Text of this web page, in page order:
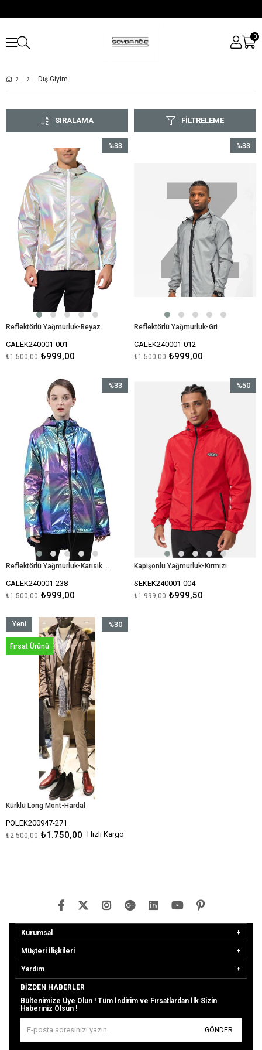
0
Dış Giyim
FILTRELEME
SIRALAMA
Reflektörlü Yağmurluk-Beyaz
CALEK240001-001
₺999,00
₺1.500,00
%33
Reflektörlü Yağmurluk-Gri
CALEK240001-012
₺999,00
₺1.500,00
%33
Reflektörlü Yağmurluk-Karısık Renkli
CALEK240001-238
₺999,00
₺1.500,00
%33
Kapişonlu Yağmurluk-Kırmızı
SEKEK240001-004
₺999,50
₺1.999,00
%50
Kürklü Long Mont-Hardal
POLEK200947-271
₺1.750,00
₺2.500,00
%30
Yeni
Ürün
Fırsat Ürünü
Hızlı Kargo
Kurumsal
Müşteri İlişkileri
Yardım
BIZDEN HABERLER
Bültenimize Üye Olun ! Tüm İndirim ve Fırsatlardan İlk Sizin
Haberiniz Olsun !
GÖNDER